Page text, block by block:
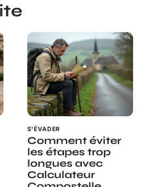
S'ÉVADER
Comment éviter
les étapes trop
longues avec
Calculateur